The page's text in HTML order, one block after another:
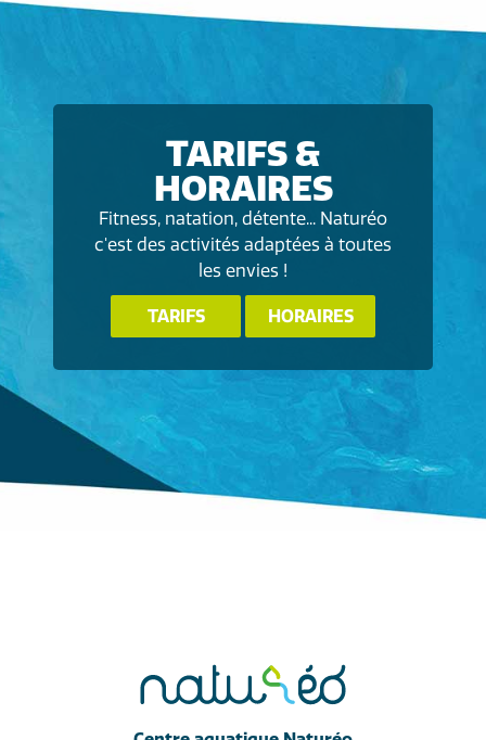
TARIFS &
HORAIRES
Fitness, natation, détente... Naturéo
c'est des activités adaptées à toutes
les envies !
TARIFS HORAIRES